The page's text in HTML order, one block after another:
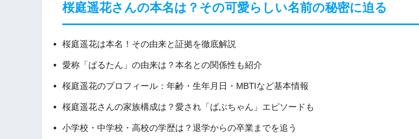
桜庭遥花さんの本名は？その可愛らしい名前の秘密に迫る
桜庭遥花は本名！その由来と証拠を徹底解説
愛称「ぱるたん」の由来は？本名との関係性も紹介
桜庭遥花のプロフィール：年齢・生年月日・MBTIなど基本情報
桜庭遥花さんの家族構成は？愛され「ばぶちゃん」エピソードも
小学校・中学校・高校の学歴は？退学からの卒業までを追う